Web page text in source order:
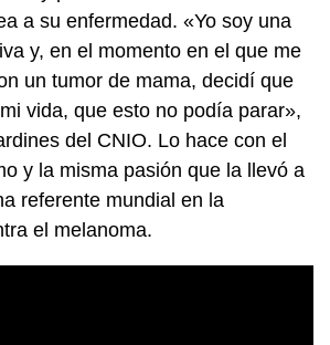
a su enfermedad. «Yo soy una
y, en el momento en el que me
un tumor de mama, decidí que
vida, que esto no podía parar»,
del CNIO. Lo hace con el
y la misma pasión que la llevó a
referente mundial en la
el melanoma.